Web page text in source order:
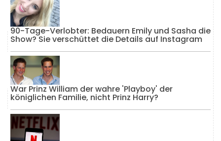
90-Tage-Verlobter: Bedauern Emily und Sasha die
Show? Sie verschüttet die Details auf Instagram
War Prinz William der wahre 'Playboy' der
königlichen Familie, nicht Prinz Harry?